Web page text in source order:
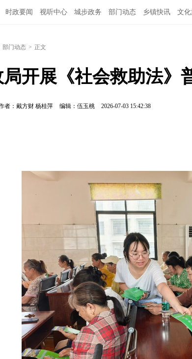
时政要闻 视听中心 城步政务 部门动态 乡镇快讯 文
部门动态 > 正文
开展《社会救助法》
者：戴方财 杨桂萍 编辑：伍玉桃 2026-07-03 15:42:38